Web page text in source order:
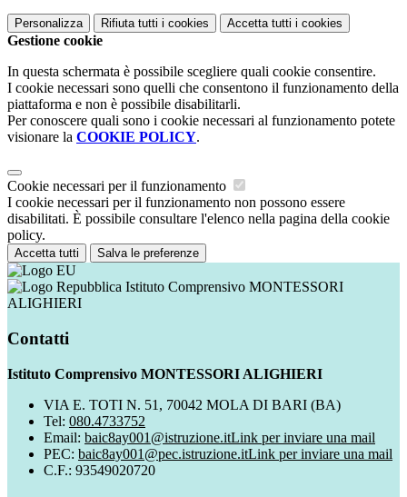
Personalizza Rifiuta tutti i cookies Accetta tutti i cookies
Gestione cookie
In questa schermata è possibile scegliere quali cookie consentire.
I cookie necessari sono quelli che consentono il funzionamento della
piattaforma e non è possibile disabilitarli.
Per conoscere quali sono i cookie necessari al funzionamento potete
visionare la COOKIE POLICY.
Cookie necessari per il funzionamento
I cookie necessari per il funzionamento non possono essere
disabilitati. È possibile consultare l'elenco nella pagina della cookie
policy.
Accetta tutti Salva le preferenze
Istituto Comprensivo MONTESSORI
ALIGHIERI
Contatti
Istituto Comprensivo MONTESSORI ALIGHIERI
VIA E. TOTI N. 51, 70042 MOLA DI BARI (BA)
Tel: 080.4733752
Email: baic8ay001@istruzione.itLink per inviare una mail
PEC: baic8ay001@pec.istruzione.itLink per inviare una mail
C.F.: 93549020720